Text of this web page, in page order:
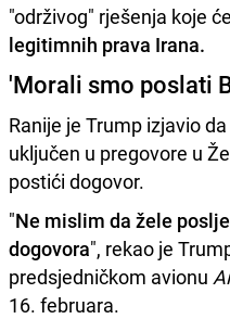
"održivog" rješenja koje
legitimnih prava Irana.
'Morali smo poslati
Ranije je Trump izjavio
uključen u pregovore u
postići dogovor.
"Ne mislim da žele
dogovora", rekao je
predsjedničkom avionu
16. februara.